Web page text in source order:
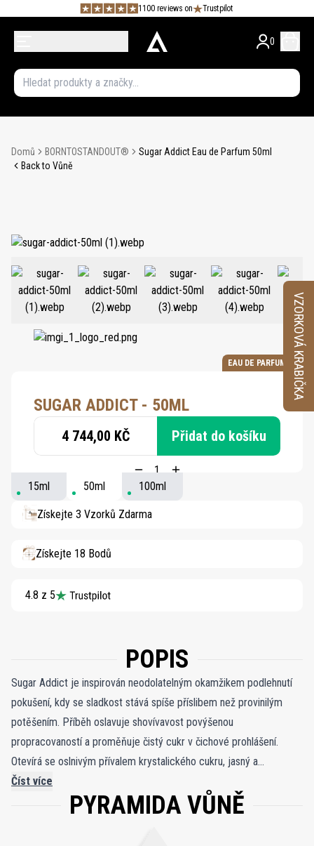
1100 reviews on Trustpilot
0
Domů BORNTOSTANDOUT®
Sugar Addict Eau de Parfum 50ml
Back to Vůně
EAU DE PARFUM
SUGAR ADDICT - 50ML
4 744,00 KČ Přidat do košíku
15ml 50ml 100ml
Získejte 3 Vzorků Zdarma
Získejte 18 Bodů
4.8 z 5
POPIS
Sugar Addict je inspirován neodolatelným okamžikem podlehnutí
pokušení, kdy se sladkost stává spíše příslibem než provinilým
potěšením. Příběh oslavuje shovívavost povýšenou
propracovaností a proměňuje čistý cukr v čichové prohlášení.
Otevírá se oslnivým přívalem krystalického cukru, jasný a
energizující, zjemněný hřejivou skořicí a krémovou vanilkou.
Nádech kakaa dodává hloubku a vytváří vrstvenou sladkost, která
Číst více
PYRAMIDA VŮNĚ
VZORKOVÁ KRABIČKA